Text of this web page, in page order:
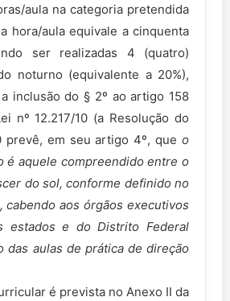
aula na categoria pretendida
hora/aula equivale a cinquenta
ser realizadas 4 (quatro)
noturno (equivalente a 20%),
inclusão do § 2º ao artigo 158
nº 12.217/10 (a Resolução do
prevê, em seu artigo 4º, que o
é aquele compreendido entre o
do sol, conforme definido no
cabendo aos órgãos executivos
estados e do Distrito Federal
das aulas de prática de direção
é prevista no Anexo II da